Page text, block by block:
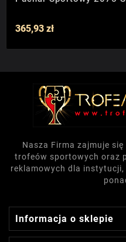
365,93 zł
Nasza Firma zajmuje
trofeów sportowych oraz
reklamowych dla
Informacja o sklepie